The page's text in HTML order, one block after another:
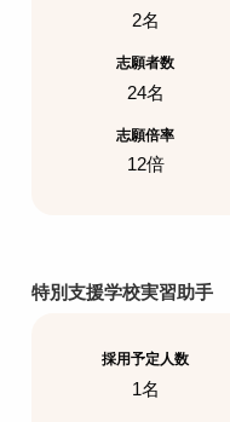
2名
志願者数
24名
志願倍率
12倍
特別支援学校実習助手
採用予定人数
1名